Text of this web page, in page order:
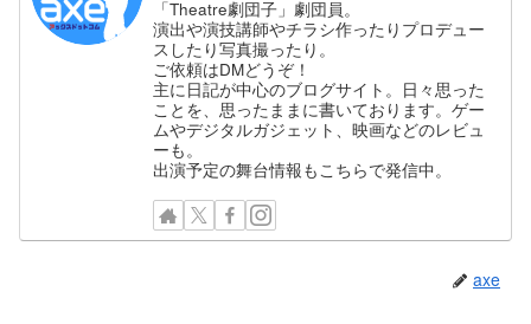
「Theatre劇団子」劇団員。
演出や演技講師やチラシ作ったりプロデュー
スしたり写真撮ったり。
ご依頼はDMどうぞ！
主に日記が中心のブログサイト。日々思った
ことを、思ったままに書いております。ゲー
ムやデジタルガジェット、映画などのレビュ
ーも。
出演予定の舞台情報もこちらで発信中。
axe